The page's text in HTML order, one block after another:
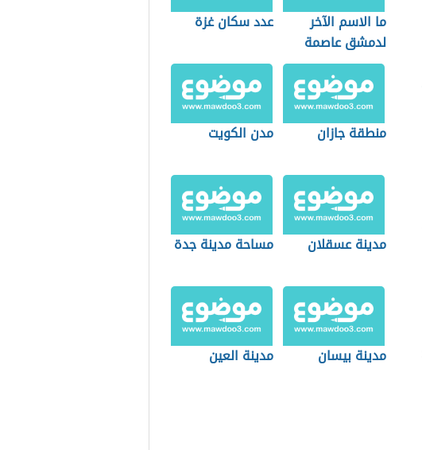
ما الاسم الآخر
لدمشق عاصمة
سوريا
عدد سكان غزة
منطقة جازان مدن الكويت
مدينة عسقلان مساحة مدينة جدة
مدينة بيسان مدينة العين